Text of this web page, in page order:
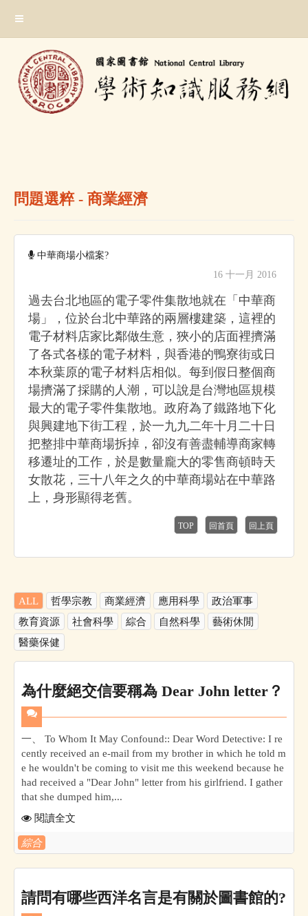
主
問題選粹 - 商業經濟
中華商場小檔案?
16 十一月 2016
過去台北地區的電子零件集散地就在「中華商
場」，位於台北中華路的兩層樓建築，這裡的
電子材料店家比鄰做生意，狹小的店面裡擠滿
了各式各樣的電子材料，與香港的鴨寮街或日
本秋葉原的電子材料店相似。每到假日整個商
場擠滿了採購的人潮，可以說是台灣地區規模
最大的電子零件集散地。政府為了鐵路地下化
與興建地下街工程，於一九九二年十月二十日
把整排中華商場拆掉，卻沒有善盡輔導商家轉
移遷址的工作，於是數量龐大的零售商頓時天
女散花，三十八年之久的中華商場站在中華路
上，身形顯得老舊。
TOP 回首頁 回上頁
ALL 哲學宗教 商業經濟 應用科學
政治軍事
教育資源
社會科學 綜合 自然科學
藝術休閒
醫藥保健
為什麼絕交信要稱為 Dear John letter？
一、 To Whom It May Confound:: Dear Word Detective: I re
cently received an e-mail from my brother in which he told m
e he wouldn't be coming to visit me this weekend because he
had received a "Dear John" letter from his girlfriend. I gather
that she dumped him,...
閱讀全文
綜合
請問有哪些西洋名言是有關於圖書館的?